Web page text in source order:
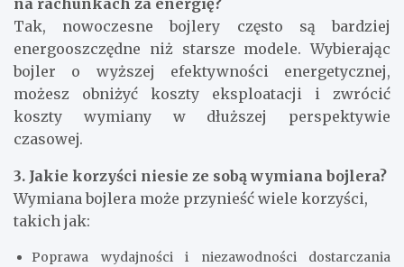
na rachunkach za energię?
Tak, nowoczesne bojlery często są bardziej
energooszczędne niż starsze modele. Wybierając
bojler o wyższej efektywności energetycznej,
możesz obniżyć koszty eksploatacji i zwrócić
koszty wymiany w dłuższej perspektywie
czasowej.
3. Jakie korzyści niesie ze sobą wymiana bojlera?
Wymiana bojlera może przynieść wiele korzyści,
takich jak:
Poprawa wydajności i niezawodności dostarczania